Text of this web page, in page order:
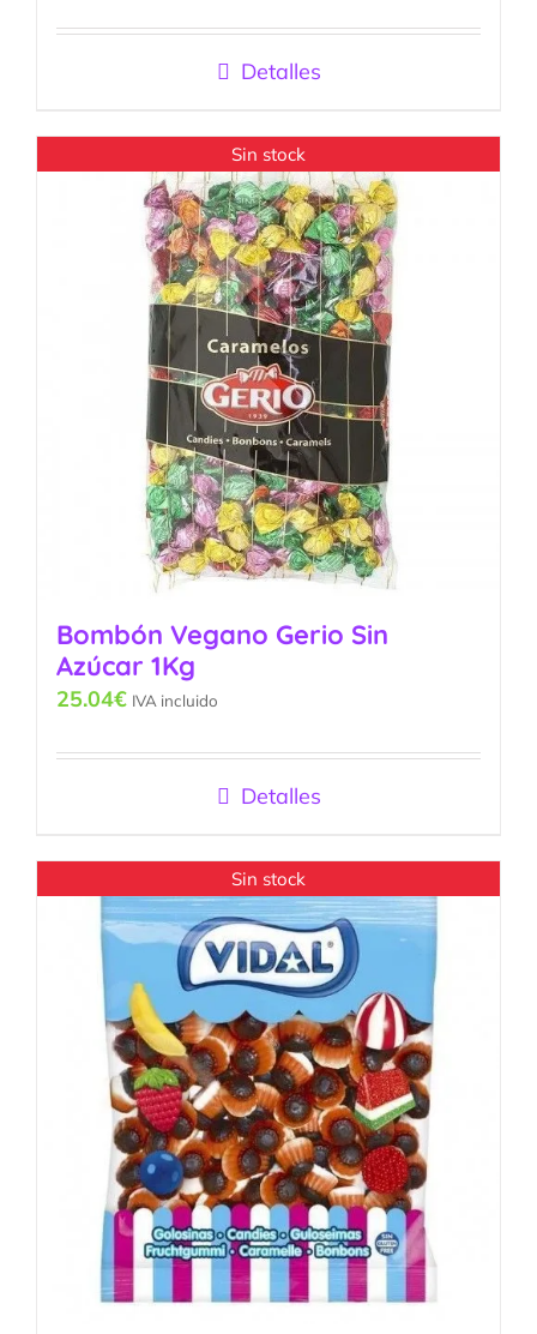
con5.00de
Detalles
Sin stock
Bombón Vegano Gerio Sin
Azúcar 1Kg
25.04€ IVA incluido
Detalles
Sin stock